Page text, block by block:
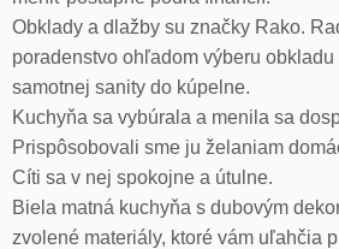
Obklady a dlažby su značky Rako.
poradenstvo ohľadom výberu obkladu
samotnej sanity do kúpelne.
Kuchyňa sa vybúrala a menila sa
Prispôsobovali sme ju želaniam
Cíti sa v nej spokojne a útulne.
Biela matná kuchyňa s dubovým
zvolené materiály, ktoré vám uľahčia